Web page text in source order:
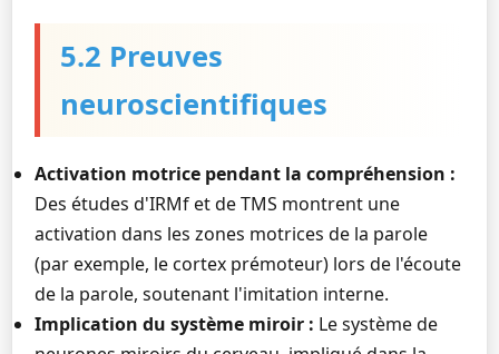
5.2 Preuves
neuroscientifiques
Activation motrice pendant la compréhension :
Des études d'IRMf et de TMS montrent une
activation dans les zones motrices de la parole
(par exemple, le cortex prémoteur) lors de l'écoute
de la parole, soutenant l'imitation interne.
Implication du système miroir : Le système de